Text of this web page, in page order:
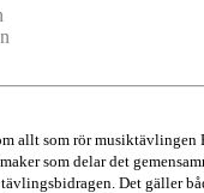
allt som rör musiktävlingen
som delar det
Det gäller